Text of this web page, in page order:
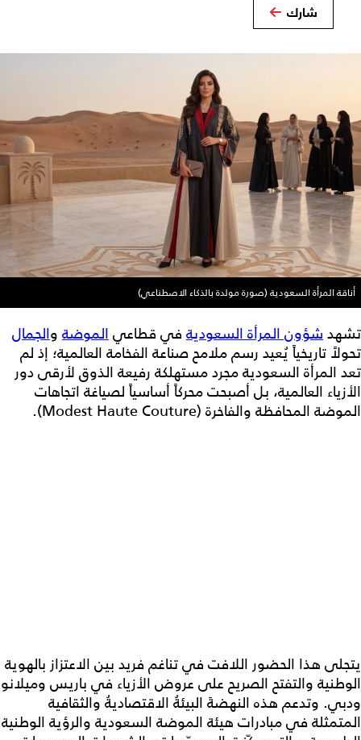
شارك
أناقة المرأة السعودية (صورة مولدة بالذكاء الاصطناعي)
تشهدشؤون المرأة السعوديةفي قطاعيالموضة والجمال
تحولاً تاريخياً يُعيد رسم ملامح صناعة الفخامة العالمية؛ إذ لم
تعد المرأة السعودية مجرد مستهلكة رفيعة الذوق لأرقى دور
الأزياء العالمية، بل أصبحت محركاً أساسياً لصياغة اتجاهات
الموضة المحافظة والفاخرة (Modest Haute Couture).
يتجلى هذا الحضور اللافت في تناغم فريد بين الاعتزاز بالهوية
الوطنية والتفتح الصريح على عروض الأزياء في باريس وميلانو
ودبي. وتدعم هذه النهضةَ البيئةُ الاقتصاديةُ والثقافية
المتمثلة في مبادرات هيئة الموضة السعودية والرؤية الوطنية